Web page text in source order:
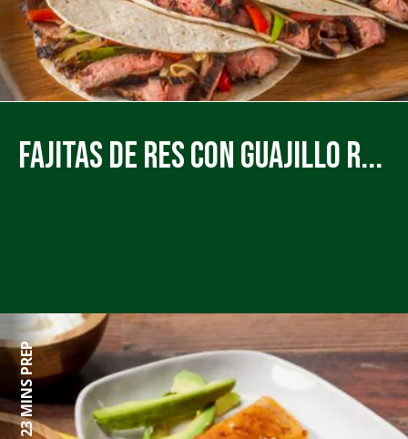
Fajitas de Res con Guajillo R...
23 MINS PREP